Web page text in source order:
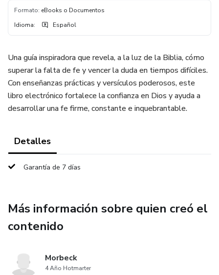
Formato: eBooks o Documentos
Idioma: Español
Una guía inspiradora que revela, a la luz de la Biblia, cómo
superar la falta de fe y vencer la duda en tiempos difíciles.
Con enseñanzas prácticas y versículos poderosos, este
libro electrónico fortalece la confianza en Dios y ayuda a
desarrollar una fe firme, constante e inquebrantable.
Detalles
Garantía de 7 días
Más información sobre quien creó el
contenido
Morbeck
4 Año Hotmarter